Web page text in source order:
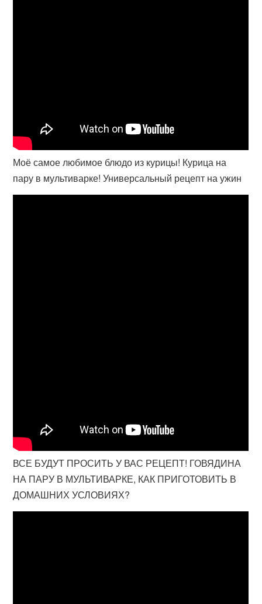
Моё самое любимое блюдо из курицы! Курица на
пару в мультиварке! Универсальный рецепт на ужин
ВСЕ БУДУТ ПРОСИТЬ У ВАС РЕЦЕПТ! ГОВЯДИНА
НА ПАРУ В МУЛЬТИВАРКЕ, КАК ПРИГОТОВИТЬ В
ДОМАШНИХ УСЛОВИЯХ?